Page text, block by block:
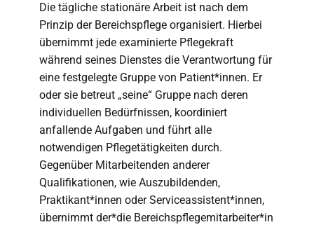
Die tägliche stationäre Arbeit ist nach dem
Prinzip der Bereichspflege organisiert. Hierbei
übernimmt jede examinierte Pflegekraft
während seines Dienstes die Verantwortung für
eine festgelegte Gruppe von Patient*innen. Er
oder sie betreut „seine“ Gruppe nach deren
individuellen Bedürfnissen, koordiniert
anfallende Aufgaben und führt alle
notwendigen Pflegetätigkeiten durch.
Gegenüber Mitarbeitenden anderer
Qualifikationen, wie Auszubildenden,
Praktikant*innen oder Serviceassistent*innen,
übernimmt der*die Bereichspflegemitarbeiter*in